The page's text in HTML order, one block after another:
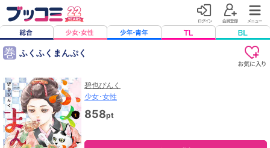
巻 ふくふくまんぷく
碧也ぴんく
少女･女性
858pt